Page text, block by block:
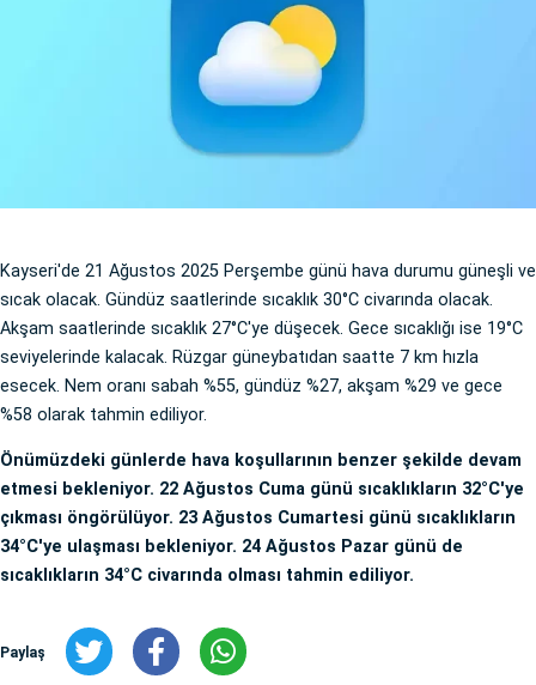
Kayseri'de 21 Ağustos 2025 Perşembe günü hava durumu güneşli ve
sıcak olacak. Gündüz saatlerinde sıcaklık 30°C civarında olacak.
Akşam saatlerinde sıcaklık 27°C'ye düşecek. Gece sıcaklığı ise 19°C
seviyelerinde kalacak. Rüzgar güneybatıdan saatte 7 km hızla
esecek. Nem oranı sabah %55, gündüz %27, akşam %29 ve gece
%58 olarak tahmin ediliyor.
Önümüzdeki günlerde hava koşullarının benzer şekilde devam
etmesi bekleniyor. 22 Ağustos Cuma günü sıcaklıkların 32°C'ye
çıkması öngörülüyor. 23 Ağustos Cumartesi günü sıcaklıkların
34°C'ye ulaşması bekleniyor. 24 Ağustos Pazar günü de
sıcaklıkların 34°C civarında olması tahmin ediliyor.
Paylaş